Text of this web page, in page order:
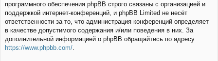
программного обеспечения phpBB строго связаны с организацией и
поддержкой интернет-конференций, и phpBB Limited не несёт
ответственности за то, что администрация конференций определяет
в качестве допустимого содержания и/или поведения в них. За
дополнительной информацией о phpBB обращайтесь по адресу
https://www.phpbb.com/.